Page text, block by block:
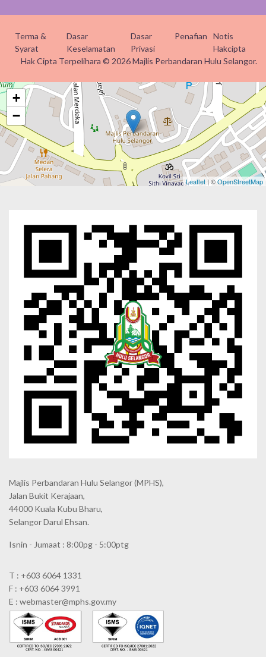
Terma &
Syarat
Dasar
Keselamatan
Dasar
Privasi
Penafian
Notis
Hakcipta
Hak Cipta Terpelihara © 2026 Majlis Perbandaran Hulu Selangor.
+
−
Leaflet | ©OpenStreetMap
Majlis Perbandaran Hulu Selangor (MPHS),
Jalan Bukit Kerajaan,
44000 Kuala Kubu Bharu,
Selangor Darul Ehsan.
Isnin - Jumaat : 8:00pg - 5:00ptg
T : +603 6064 1331
F : +603 6064 3991
E : webmaster@mphs.gov.my